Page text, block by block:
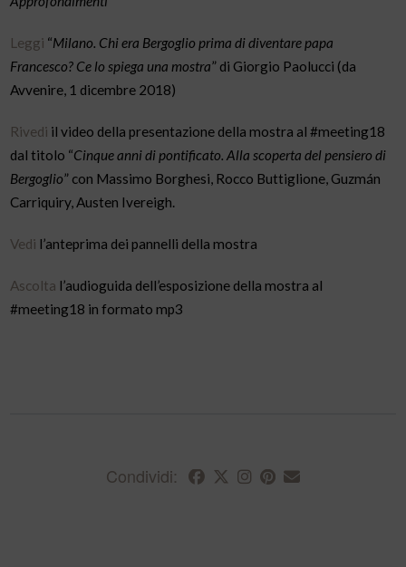
Leggi “Milano. Chi era Bergoglio prima di diventare papa
Francesco? Ce lo spiega una mostra” di Giorgio Paolucci (da
Avvenire, 1 dicembre 2018)
Rivedi il video della presentazione della mostra al #meeting18
dal titolo “Cinque anni di pontificato. Alla scoperta del pensiero di
Bergoglio” con Massimo Borghesi, Rocco Buttiglione, Guzmán
Carriquiry, Austen Ivereigh.
Vedi l’anteprima dei pannelli della mostra
Ascolta l’audioguida dell’esposizione della mostra al
#meeting18 in formato mp3
Condividi: